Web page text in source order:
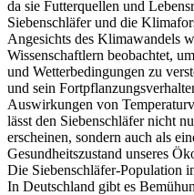
da sie Futterquellen und
Siebenschläfer und die
Angesichts des Klimawandels
Wissenschaftlern beobachtet,
und Wetterbedingungen zu
und sein
Auswirkungen von
lässt den Siebenschläfer nicht
erscheinen, sondern auch als
Gesundheitszustand unseres
Die Siebenschläfer-Population
In Deutschland gibt es